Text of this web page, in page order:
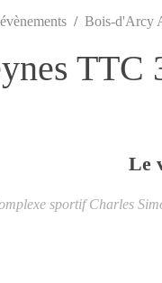
Bois-d'Arcy
TTC
Le
sportif Charles